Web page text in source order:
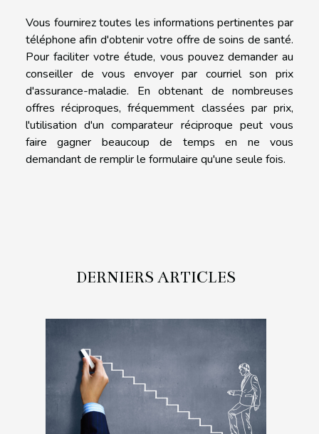
Vous fournirez toutes les informations pertinentes par
téléphone afin d'obtenir votre offre de soins de santé.
Pour faciliter votre étude, vous pouvez demander au
conseiller de vous envoyer par courriel son prix
d'assurance-maladie. En obtenant de nombreuses
offres réciproques, fréquemment classées par prix,
l'utilisation d'un comparateur réciproque peut vous
faire gagner beaucoup de temps en ne vous
demandant de remplir le formulaire qu'une seule fois.
DERNIERS ARTICLES